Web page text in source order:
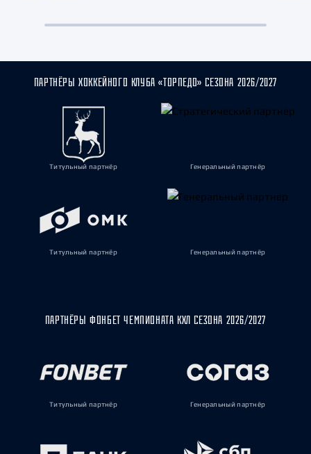
ПАРТНЁРЫ ХОККЕЙНОГО КЛУБА «ТОРПЕДО» СЕЗОНА 2026/2027
Титульный партнёр Генеральный партнёр
Титульный партнёр Генеральный партнёр
ПАРТНЁРЫ ФОНБЕТ ЧЕМПИОНАТА КХЛ СЕЗОНА 2026/2027
Титульный партнёр Генеральный партнёр